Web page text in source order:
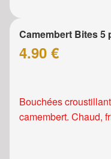
Camembert Bites 5
4.90 €
Bouchées
camembert. Chaud,